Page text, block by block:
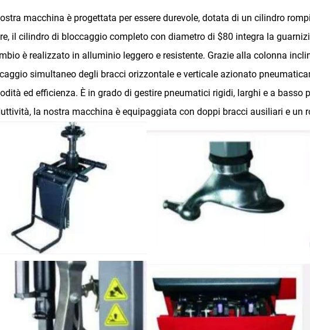
macchina è progettata per essere durevole, dotata di un cilindro
il cilindro di bloccaggio completo con diametro di $80 integra la
è realizzato in alluminio leggero e resistente. Grazie alla colonna
simultaneo degli bracci orizzontale e verticale azionato
ed efficienza. È in grado di gestire pneumatici rigidi, larghi e a basso
la nostra macchina è equipaggiata con doppi bracci ausiliari e un